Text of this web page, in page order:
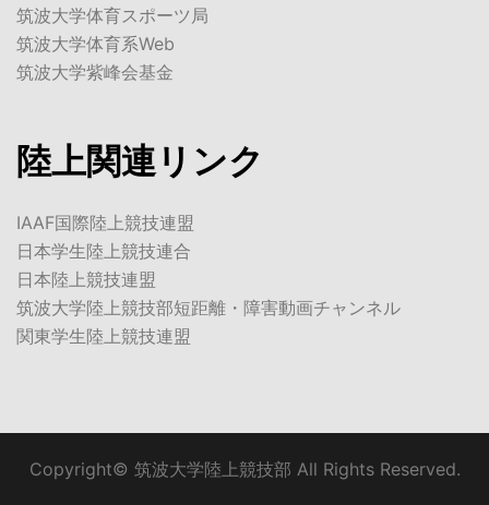
筑波大学体育スポーツ局
筑波大学体育系Web
筑波大学紫峰会基金
陸上関連リンク
IAAF国際陸上競技連盟
日本学生陸上競技連合
日本陸上競技連盟
筑波大学陸上競技部短距離・障害動画チャンネル
関東学生陸上競技連盟
Copyright© 筑波大学陸上競技部 All Rights Reserved.